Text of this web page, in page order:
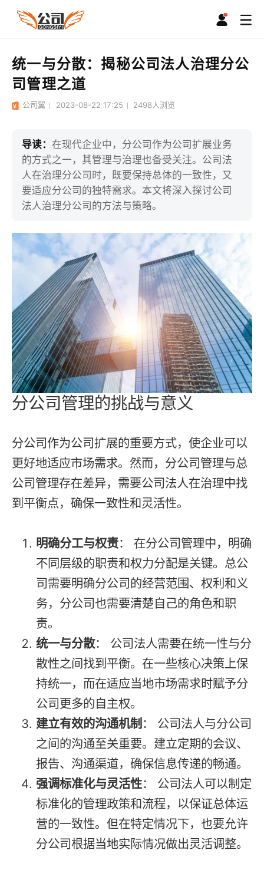
统一与分散：揭秘公司法人治理分公
司管理之道
公司翼 2023-08-22 17:25 2498人浏览
导读：在现代企业中，分公司作为公司扩展业务
的方式之一，其管理与治理也备受关注。公司法
人在治理分公司时，既要保持总体的一致性，又
要适应分公司的独特需求。本文将深入探讨公司
法人治理分公司的方法与策略。
分公司管理的挑战与意义
分公司作为公司扩展的重要方式，使企业可以
更好地适应市场需求。然而，分公司管理与总
公司管理存在差异，需要公司法人在治理中找
到平衡点，确保一致性和灵活性。
明确分工与权责： 在分公司管理中，明确
不同层级的职责和权力分配是关键。总公
司需要明确分公司的经营范围、权利和义
务，分公司也需要清楚自己的角色和职
责。
统一与分散： 公司法人需要在统一性与分
散性之间找到平衡。在一些核心决策上保
持统一，而在适应当地市场需求时赋予分
公司更多的自主权。
建立有效的沟通机制 ： 公司法人与分公司
之间的沟通至关重要。建立定期的会议、
报告、沟通渠道，确保信息传递的畅通。
强调标准化与灵活性： 公司法人可以制定
标准化的管理政策和流程，以保证总体运
营的一致性。但在特定情况下，也要允许
分公司根据当地实际情况做出灵活调整。